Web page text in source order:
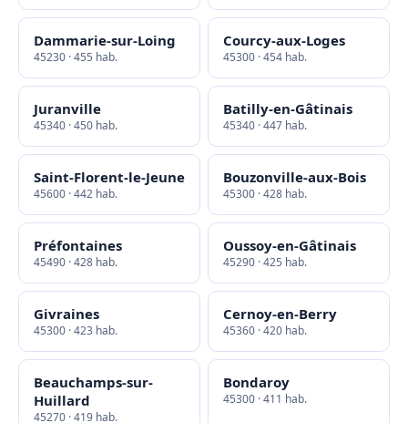
Dammarie-sur-Loing
45230 · 455 hab.
Courcy-aux-Loges
45300 · 454 hab.
Juranville
45340 · 450 hab.
Batilly-en-Gâtinais
45340 · 447 hab.
Saint-Florent-le-Jeune
45600 · 442 hab.
Bouzonville-aux-Bois
45300 · 428 hab.
Préfontaines
45490 · 428 hab.
Oussoy-en-Gâtinais
45290 · 425 hab.
Givraines
45300 · 423 hab.
Cernoy-en-Berry
45360 · 420 hab.
Beauchamps-sur-
Huillard
45270 · 419 hab.
Bondaroy
45300 · 411 hab.